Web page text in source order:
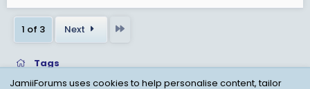
1 of 3 Next
Tags
JamiiForums uses cookies to help personalise content, tailor